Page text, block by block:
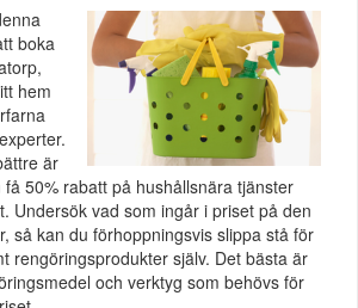
boka
hem
är
50% rabatt på hushållsnära tjänster
Undersök vad som ingår i priset på den
så kan du förhoppningsvis slippa stå för
rengöringsprodukter själv. Det bästa är
och verktyg som behövs för